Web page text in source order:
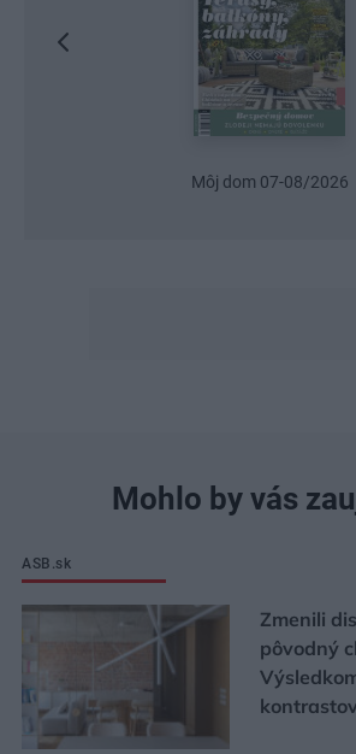
Môj dom 07-08/2026
Mohlo by vás
ASB.sk
Zmenili
pôvodný